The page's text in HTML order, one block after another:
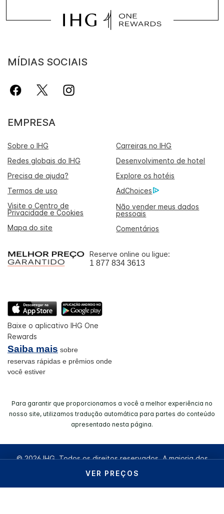
VER PREÇOS
MÍDIAS SOCIAIS
EMPRESA
Sobre o IHG
Carreiras no IHG
Redes globais do IHG
Desenvolvimento de hotel
Precisa de ajuda?
Explore os hotéis
Termos de uso
AdChoices
Visite o Centro de
Privacidade e Cookies
Não vender meus dados
pessoais
Mapa do site
Comentários
Reserve online ou ligue:
1 877 834 3613
Baixe o aplicativo IHG One
Rewards
Saiba mais sobre
reservas rápidas e prêmios onde
você estiver
Para garantir que proporcionamos a você a melhor experiência no
nosso site, utilizamos tradução automática para partes do conteúdo
apresentado nesta página.
© 2026 IHG. Todos os direitos reservados. A maioria dos
hotéis são de uma empresa independente e/ou operados de
forma independente. IHG - InterContinental Hotels Group do
Brasil Ltda | CNPJ/MF42.289.025/0001-05